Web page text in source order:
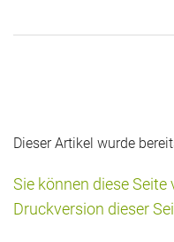
Dieser Artikel wurde
Sie können diese
Druckversion dieser